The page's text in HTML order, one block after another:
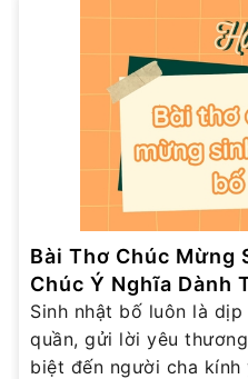
Bài Thơ Chúc Mừng
Chúc Ý Nghĩa Dành
Thương
Sinh nhật bố luôn là
quần, gửi lời yêu
biệt đến người cha kính